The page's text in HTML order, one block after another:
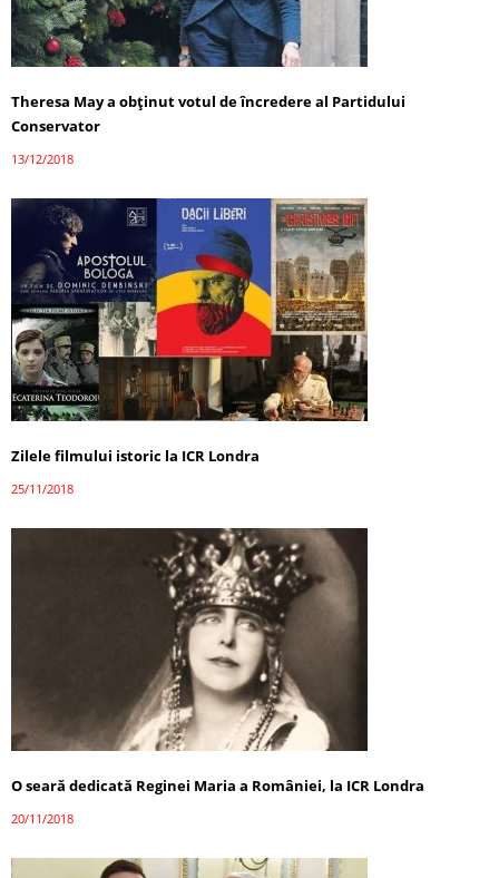
Theresa May a obţinut votul de încredere al Partidului
Conservator
13/12/2018
Zilele filmului istoric la ICR Londra
25/11/2018
O seară dedicată Reginei Maria a României, la ICR Londra
20/11/2018